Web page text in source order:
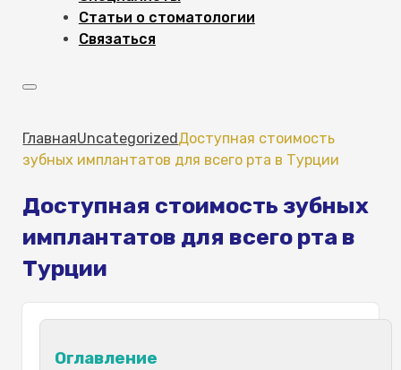
Статьи о стоматологии
Связаться
ГлавнаяUncategorizedДоступная стоимость
зубных имплантатов для всего рта в Турции
Доступная стоимость зубных
имплантатов для всего рта в
Турции
Оглавление